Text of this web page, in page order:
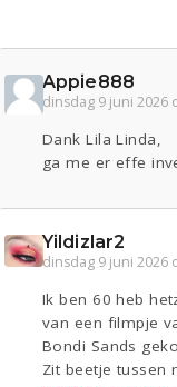
Appie888
dinsdag 9 juni 2026
Dank Lila Linda,
ga me er effe
Yildizlar2
dinsdag 9 juni 2026
Ik ben 60 heb
van een filmpje
Bondi Sands
Zit beetje tussen